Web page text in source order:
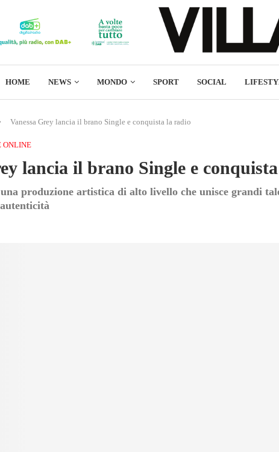
HOME NEWS MONDO SPORT SOCIAL
Vanessa Grey lancia il brano Single e conquista la radio
ONLINE
lancia il brano Single e
produzione artistica di alto livello che unisce grandi